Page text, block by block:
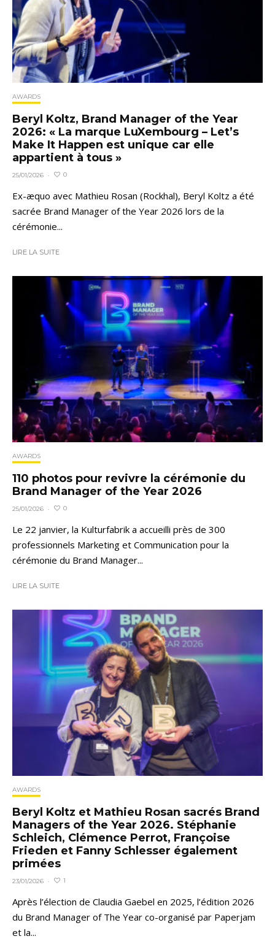
AWARDS
Beryl Koltz, Brand Manager of the Year
2026: « La marque LuXembourg – Let’s
Make It Happen est unique car elle
appartient à tous »
25/01/2026 · 0
Ex-æquo avec Mathieu Rosan (Rockhal), Beryl Koltz a été
sacrée Brand Manager of the Year 2026 lors de la
cérémonie...
LIRE LA SUITE
AWARDS
110 photos pour revivre la cérémonie du
Brand Manager of the Year 2026
25/01/2026 · 0
Le 22 janvier, la Kulturfabrik a accueilli près de 300
professionnels Marketing et Communication pour la
cérémonie du Brand Manager...
LIRE LA SUITE
AWARDS
Beryl Koltz et Mathieu Rosan sacrés Brand
Managers of the Year 2026. Stéphanie
Schleich, Clémence Perrot, Françoise
Frieden et Fanny Schlesser également
primées
23/01/2026 · 1
Après l’élection de Claudia Gaebel en 2025, l’édition 2026
du Brand Manager of The Year co-organisé par Paperjam
et la...